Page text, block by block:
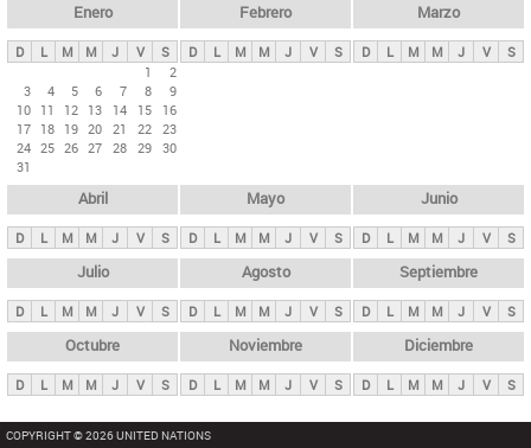
ds
p
n
c
i
p
l
e
s
Enero
D L M M J V
S
1
2
3
4 5 6 7 8
9
10 11 12 13 14 15
16
17 18 19 20 21 22 23
24 25 26 27 28 29 30
31
Febrero
D L M M J V S
Marzo
D L M M J V S
Abril
D L M M J V S
Mayo
D L M M J V S
Junio
D L M M J V S
Julio
D L M M J V S
Agosto
D L M M J V S
Septiembre
D L M M J V S
Octubre
D L M M J V S
Noviembre
D L M M J V S
Diciembre
D L M M J V S
COPYRIGHT © 2026 UNITED NATIONS